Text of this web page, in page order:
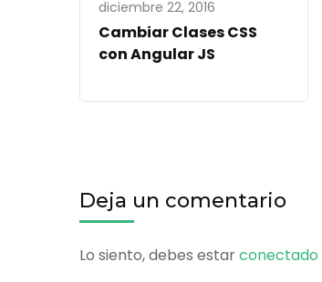
diciembre 22, 2016
Cambiar Clases CSS
con Angular JS
Deja un comentario
Lo siento, debes estarconectado